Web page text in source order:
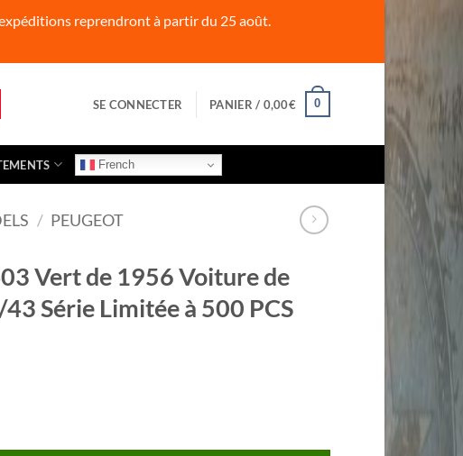
reprendront à partir du 25 août.
SE CONNECTER PANIER / 0,00€ 0
French
/ PEUGEOT
Vert de 1956 Voiture de
Série Limitée à 500 PCS